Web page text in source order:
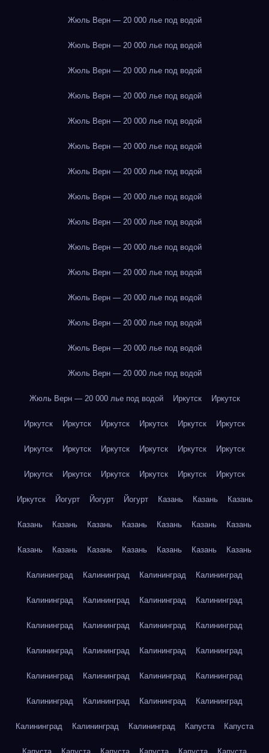
Жюль Верн — 20 000 лье под водой
Жюль Верн — 20 000 лье под водой
Жюль Верн — 20 000 лье под водой
Жюль Верн — 20 000 лье под водой
Жюль Верн — 20 000 лье под водой
Жюль Верн — 20 000 лье под водой
Жюль Верн — 20 000 лье под водой
Жюль Верн — 20 000 лье под водой
Жюль Верн — 20 000 лье под водой
Жюль Верн — 20 000 лье под водой
Жюль Верн — 20 000 лье под водой
Жюль Верн — 20 000 лье под водой
Жюль Верн — 20 000 лье под водой
Жюль Верн — 20 000 лье под водой
Жюль Верн — 20 000 лье под водой
Жюль Верн — 20 000 лье под водой Иркутск Иркутск
Иркутск Иркутск Иркутск Иркутск Иркутск Иркутск
Иркутск Иркутск Иркутск Иркутск Иркутск Иркутск
Иркутск Иркутск Иркутск Иркутск Иркутск Иркутск
Иркутск Йогурт Йогурт Йогурт Казань Казань Казань
Казань Казань Казань Казань Казань Казань Казань
Казань Казань Казань Казань Казань Казань Казань
Калининград Калининград Калининград Калининград
Калининград Калининград Калининград Калининград
Калининград Калининград Калининград Калининград
Калининград Калининград Калининград Калининград
Калининград Калининград Калининград Калининград
Калининград Калининград Калининград Калининград
Калининград Калининград Калининград Капуста Капуста